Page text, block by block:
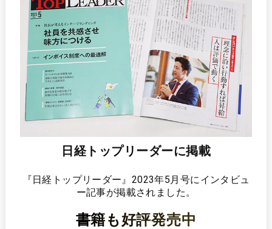
日経トップリーダーに掲載
『日経トップリーダー』2023年5月号にインタビュ
ー記事が掲載されました。
書籍も好評発売中